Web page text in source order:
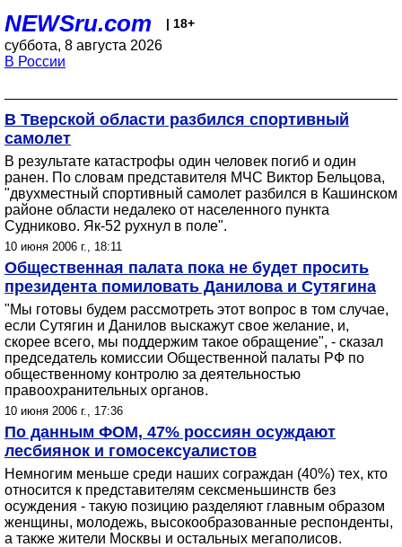
NEWSru.com | 18+
суббота, 8 августа 2026
В России
В Тверской области разбился спортивный
самолет
В результате катастрофы один человек погиб и один
ранен. По словам представителя МЧС Виктор Бельцова,
"двухместный спортивный самолет разбился в Кашинском
районе области недалеко от населенного пункта
Судниково. Як-52 рухнул в поле".
10 июня 2006 г., 18:11
Общественная палата пока не будет просить
президента помиловать Данилова и Сутягина
"Мы готовы будем рассмотреть этот вопрос в том случае,
если Сутягин и Данилов выскажут свое желание, и,
скорее всего, мы поддержим такое обращение", - сказал
председатель комиссии Общественной палаты РФ по
общественному контролю за деятельностью
правоохранительных органов.
10 июня 2006 г., 17:36
По данным ФОМ, 47% россиян осуждают
лесбиянок и гомосексуалистов
Немногим меньше среди наших сограждан (40%) тех, кто
относится к представителям сексменьшинств без
осуждения - такую позицию разделяют главным образом
женщины, молодежь, высокообразованные респонденты,
а также жители Москвы и остальных мегаполисов.